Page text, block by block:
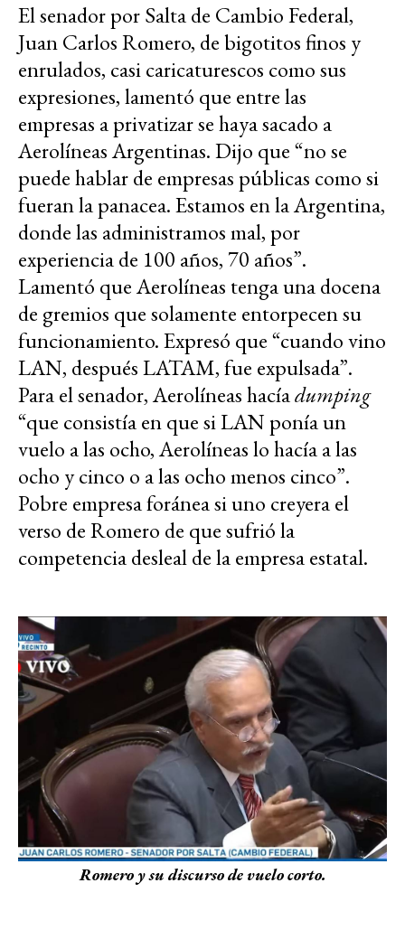
El senador por Salta de Cambio Federal,
Juan Carlos Romero, de bigotitos finos y
enrulados, casi caricaturescos como sus
expresiones, lamentó que entre las
empresas a privatizar se haya sacado a
Aerolíneas Argentinas. Dijo que “no se
puede hablar de empresas públicas como si
fueran la panacea. Estamos en la Argentina,
donde las administramos mal, por
experiencia de 100 años, 70 años”.
Lamentó que Aerolíneas tenga una docena
de gremios que solamente entorpecen su
funcionamiento. Expresó que “cuando vino
LAN, después LATAM, fue expulsada”.
Para el senador, Aerolíneas hacíadumping
“que consistía en que si LAN ponía un
vuelo a las ocho, Aerolíneas lo hacía a las
ocho y cinco o a las ocho menos cinco”.
Pobre empresa foránea si uno creyera el
verso de Romero de que sufrió la
competencia desleal de la empresa estatal.
Romero y su discurso de vuelo corto.